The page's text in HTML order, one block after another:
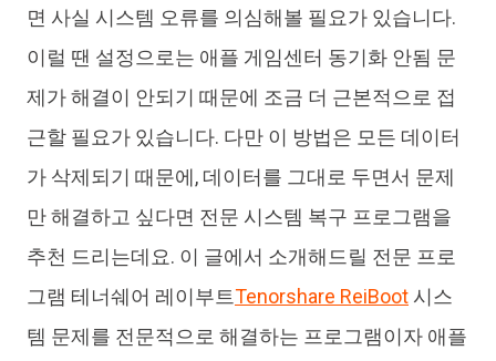
면 사실 시스템 오류를 의심해볼 필요가 있습니다.
이럴 땐 설정으로는 애플 게임센터 동기화 안됨 문
제가 해결이 안되기 때문에 조금 더 근본적으로 접
근할 필요가 있습니다. 다만 이 방법은 모든 데이터
가 삭제되기 때문에, 데이터를 그대로 두면서 문제
만 해결하고 싶다면 전문 시스템 복구 프로그램을
추천 드리는데요. 이 글에서 소개해드릴 전문 프로
그램 테너쉐어 레이부트Tenorshare ReiBoot 시스
템 문제를 전문적으로 해결하는 프로그램이자 애플